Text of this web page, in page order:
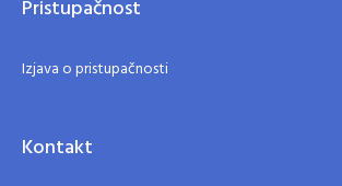
Pristupačnost
Izjava o pristupačnosti
Kontakt